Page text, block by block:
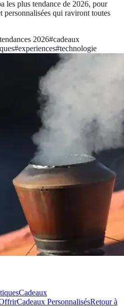
les plus tendance de 2026, pour
personnalisées qui raviront toutes
2026#cadeaux
#experiences#technologie
Cadeaux
Cadeaux PersonnalisésRetour à